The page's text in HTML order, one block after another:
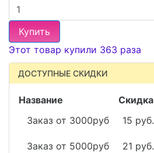
Купить
Этот товар купили 363 раза
ДОСТУПНЫЕ СКИДКИ
Название Скидка
Заказ от 3000руб
15 руб.
Заказ от 5000руб 21 руб.